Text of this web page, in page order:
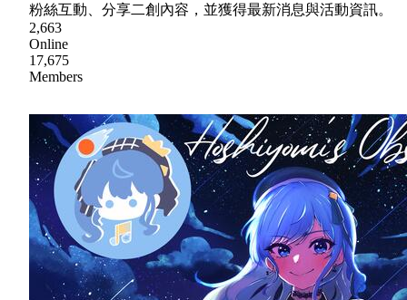
粉絲互動、分享二創內容，並獲得最新消息與活動資訊。
2,663
Online
17,675
Members